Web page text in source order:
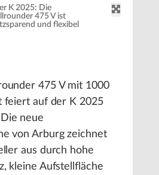
K 2025: Die
475 V ist
und flexibel
475 V mit 1000
feiert auf der K 2025
neue
von Arburg zeichnet
aus durch hohe
kleine Aufstellfläche